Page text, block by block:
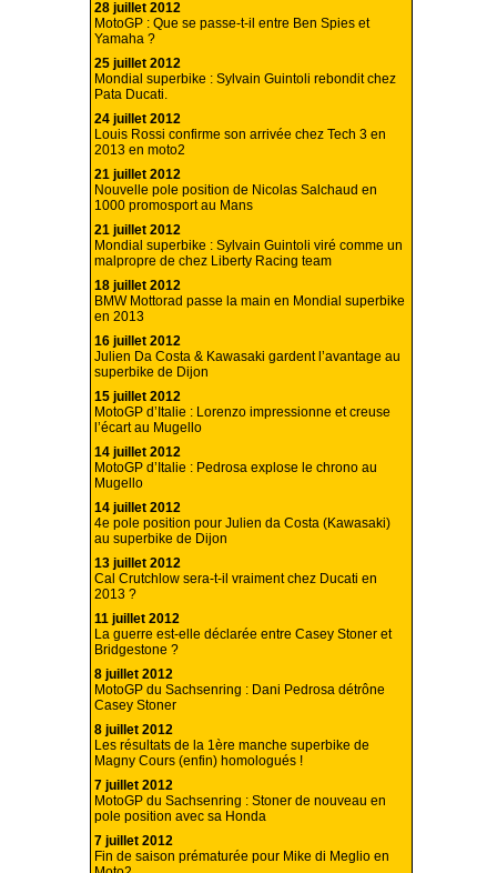
28 juillet 2012
MotoGP : Que se passe-t-il entre Ben Spies et
Yamaha ?
25 juillet 2012
Mondial superbike : Sylvain Guintoli rebondit chez
Pata Ducati.
24 juillet 2012
Louis Rossi confirme son arrivée chez Tech 3 en
2013 en moto2
21 juillet 2012
Nouvelle pole position de Nicolas Salchaud en
1000 promosport au Mans
21 juillet 2012
Mondial superbike : Sylvain Guintoli viré comme un
malpropre de chez Liberty Racing team
18 juillet 2012
BMW Mottorad passe la main en Mondial superbike
en 2013
16 juillet 2012
Julien Da Costa & Kawasaki gardent l’avantage au
superbike de Dijon
15 juillet 2012
MotoGP d’Italie : Lorenzo impressionne et creuse
l’écart au Mugello
14 juillet 2012
MotoGP d’Italie : Pedrosa explose le chrono au
Mugello
14 juillet 2012
4e pole position pour Julien da Costa (Kawasaki)
au superbike de Dijon
13 juillet 2012
Cal Crutchlow sera-t-il vraiment chez Ducati en
2013 ?
11 juillet 2012
La guerre est-elle déclarée entre Casey Stoner et
Bridgestone ?
8 juillet 2012
MotoGP du Sachsenring : Dani Pedrosa détrône
Casey Stoner
8 juillet 2012
Les résultats de la 1ère manche superbike de
Magny Cours (enfin) homologués !
7 juillet 2012
MotoGP du Sachsenring : Stoner de nouveau en
pole position avec sa Honda
7 juillet 2012
Fin de saison prématurée pour Mike di Meglio en